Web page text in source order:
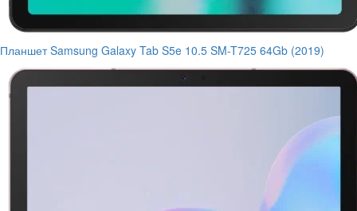
Планшет Samsung Galaxy Tab S5e 10.5 SM-T725 64Gb (2019)